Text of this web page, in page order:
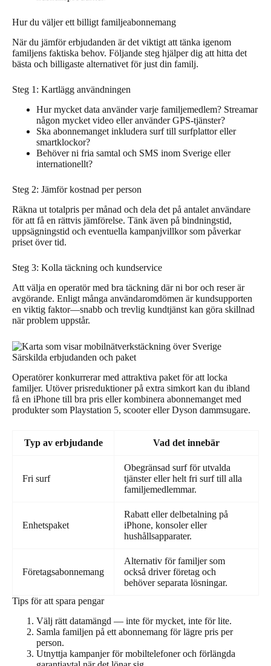
Hur du väljer ett billigt familjeabonnemang
När du jämför erbjudanden är det viktigt att tänka igenom
familjens faktiska behov. Följande steg hjälper dig att hitta det
bästa och billigaste alternativet för just din familj.
Steg 1: Kartlägg användningen
Hur mycket data använder varje familjemedlem? Streamar
någon mycket video eller använder GPS-tjänster?
Ska abonnemanget inkludera surf till surfplattor eller
smartklockor?
Behöver ni fria samtal och SMS inom Sverige eller
internationellt?
Steg 2: Jämför kostnad per person
Räkna ut totalpris per månad och dela det på antalet användare
för att få en rättvis jämförelse. Tänk även på bindningstid,
uppsägningstid och eventuella kampanjvillkor som påverkar
priset över tid.
Steg 3: Kolla täckning och kundservice
Att välja en operatör med bra täckning där ni bor och reser är
avgörande. Enligt många användaromdömen är kundsupporten
en viktig faktor—snabb och trevlig kundtjänst kan göra skillnad
när problem uppstår.
Särskilda erbjudanden och paket
Operatörer konkurrerar med attraktiva paket för att locka
familjer. Utöver prisreduktioner på extra simkort kan du ibland
få en iPhone till bra pris eller kombinera abonnemanget med
produkter som Playstation 5, scooter eller Dyson dammsugare.
Typ av erbjudande Vad det innebär
Fri surf
Obegränsad surf för utvalda
tjänster eller helt fri surf till alla
familjemedlemmar.
Enhetspaket
Rabatt eller delbetalning på
iPhone, konsoler eller
hushållsapparater.
Företagsabonnemang
Alternativ för familjer som
också driver företag och
behöver separata lösningar.
Tips för att spara pengar
Välj rätt datamängd — inte för mycket, inte för lite.
Samla familjen på ett abonnemang för lägre pris per
person.
Utnyttja kampanjer för mobiltelefoner och förlängda